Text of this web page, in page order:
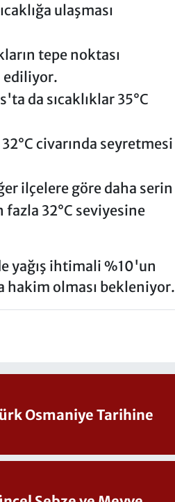
ulaşması
tepe noktası
ediliyor.
da sıcaklıklar 35°C
civarında seyretmesi
ilçelere göre daha serin
fazla 32°C seviyesine
yağış ihtimali %10'un
hakim olması bekleniyor.
Osmaniye Tarihine